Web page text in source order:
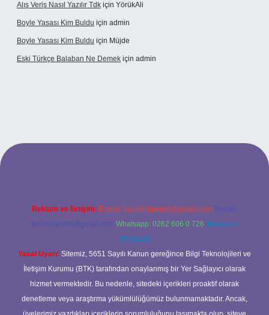
Alış Veriş Nasıl Yazılır Tdk için YörükAli
Boyle Yasası Kim Buldu için admin
Boyle Yasası Kim Buldu için Müjde
Eski Türkçe Balaban Ne Demek için admin
casino
Reklam ve İletişim: E-mail: backlinkpaneli@gmail.com Teams:
forumhizmeti@gmail.com Whatsapp: 0262 606 0 726 Telegram:
@karabul
Yasal Uyarı: Sitemiz, 5651 Sayılı Kanun gereğince Bilgi Teknolojileri ve
İletişim Kurumu (BTK) tarafından onaylanmış bir Yer Sağlayıcı olarak
hizmet vermektedir. Bu nedenle, sitedeki içerikleri proaktif olarak
denetleme veya araştırma yükümlülüğümüz bulunmamaktadır. Ancak,